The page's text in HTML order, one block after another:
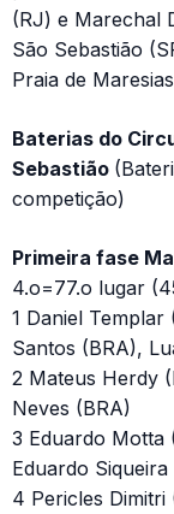
(RJ) e Marechal
São Sebastião
Praia de
Baterias do
Sebastião
competição)
Primeira fase
4.o=77.o lugar
1 Daniel
Santos (BRA),
2 Mateus Herdy
Neves (BRA)
3 Eduardo Motta
Eduardo
4 Pericles Dimitri